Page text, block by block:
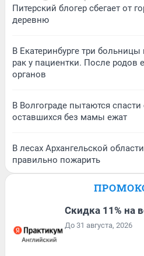
Питерский блогер сбегает от
деревню
В Екатеринбурге три
рак у пациентки. После родов
органов
В Волгограде пытаются
оставшихся без мамы ежат
В лесах Архангельской
правильно пожарить
Скидка 11% на
До 31 августа, 2026